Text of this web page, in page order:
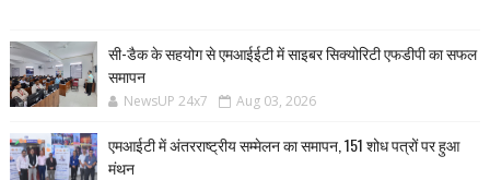
सी-डैक के सहयोग से एमआईईटी में साइबर सिक्योरिटी एफडीपी का सफल
समापन
NewsUP 24x7 Aug 03, 2026
एमआईटी में अंतरराष्ट्रीय सम्मेलन का समापन, 151 शोध पत्रों पर हुआ
मंथन